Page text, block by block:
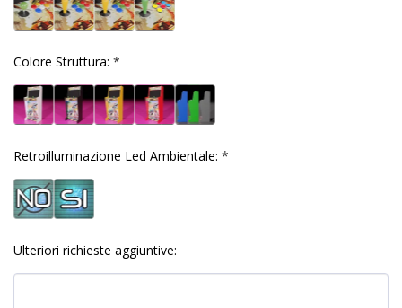
Colore Struttura: *
Retroilluminazione Led Ambientale: *
Ulteriori richieste aggiuntive: